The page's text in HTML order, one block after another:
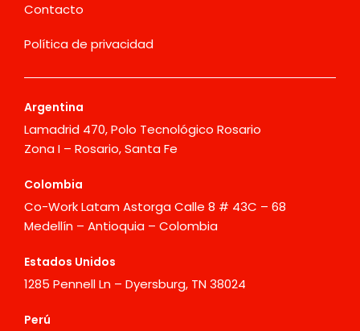
Contacto
Política de privacidad
Argentina
Lamadrid 470, Polo Tecnológico Rosario
Zona I – Rosario, Santa Fe
Colombia
Co-Work Latam Astorga Calle 8 # 43C – 68
Medellín – Antioquia – Colombia
Estados Unidos
1285 Pennell Ln – Dyersburg, TN 38024
Perú